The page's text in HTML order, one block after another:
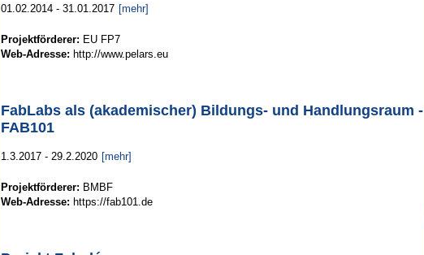
01.02.2014 - 31.01.2017 [mehr]
Projektförderer: EU FP7
Web-Adresse: http://www.pelars.eu
FabLabs als (akademischer) Bildungs- und Handlungsraum -
FAB101
1.3.2017 - 29.2.2020 [mehr]
Projektförderer: BMBF
Web-Adresse: https://fab101.de